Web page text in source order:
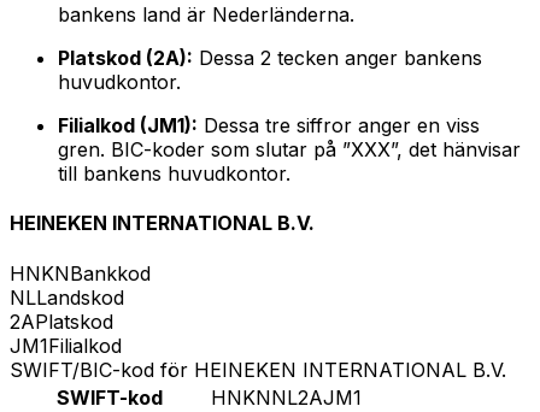
bankens land är Nederländerna.
Platskod (2A): Dessa 2 tecken anger bankens
huvudkontor.
Filialkod (JM1): Dessa tre siffror anger en viss
gren. BIC-koder som slutar på ”XXX”, det hänvisar
till bankens huvudkontor.
HEINEKEN INTERNATIONAL B.V.
HNKNBankkod
NLLandskod
2APlatskod
JM1Filialkod
SWIFT/BIC-kod för HEINEKEN INTERNATIONAL B.V.
SWIFT-kod
HNKNNL2AJM1